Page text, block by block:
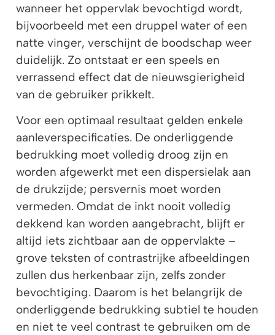
wanneer het oppervlak bevochtigd wordt,
bijvoorbeeld met een druppel water of een
natte vinger, verschijnt de boodschap weer
duidelijk. Zo ontstaat er een speels en
verrassend effect dat de nieuwsgierigheid
van de gebruiker prikkelt.
Voor een optimaal resultaat gelden enkele
aanleverspecificaties. De onderliggende
bedrukking moet volledig droog zijn en
worden afgewerkt met een dispersielak aan
de drukzijde; persvernis moet worden
vermeden. Omdat de inkt nooit volledig
dekkend kan worden aangebracht, blijft er
altijd iets zichtbaar aan de oppervlakte –
grove teksten of contrastrijke afbeeldingen
zullen dus herkenbaar zijn, zelfs zonder
bevochtiging. Daarom is het belangrijk de
onderliggende bedrukking subtiel te houden
en niet te veel contrast te gebruiken om de